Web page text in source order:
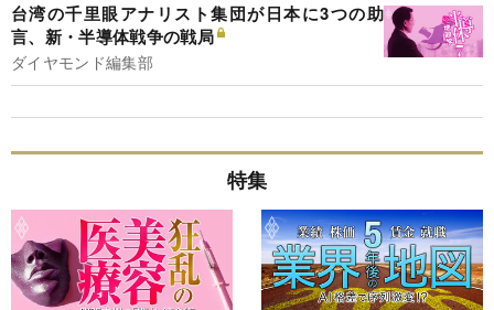
台湾の千里眼アナリスト集団が日本に3つの助
言、新・半導体戦争の戦局
ダイヤモンド編集部
特集